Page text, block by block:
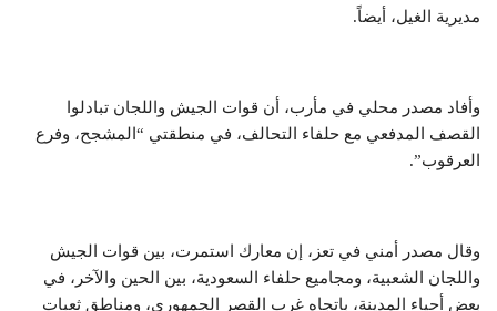
مديرية الغيل، أيضاً.
وأفاد مصدر محلي في مأرب، أن قوات الجيش واللجان تبادلوا
القصف المدفعي مع حلفاء التحالف، في منطقتي “المشجح، وفرع
العرقوب”.
وقال مصدر أمني في تعز، إن معارك استمرت، بين قوات الجيش
واللجان الشعبية، ومجاميع حلفاء السعودية، بين الحين والآخر، في
بعض أحياء المدينة، باتجاه غرب القصر الجمهوري، ومناطق ثعبات